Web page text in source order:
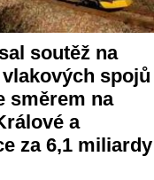
soutěž na
spojů
směrem na
a
za 6,1 miliardy